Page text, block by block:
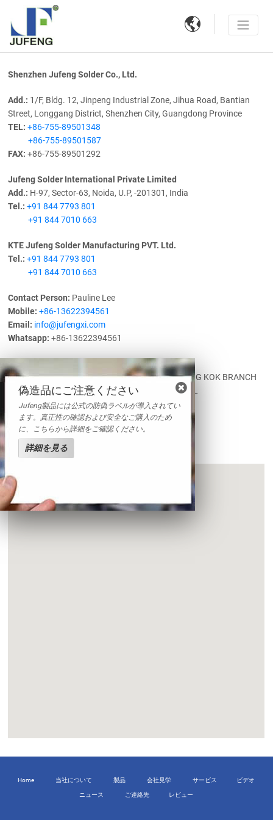

Shenzhen Jufeng Solder Co., Ltd.
Add.: 1/F, Bldg. 12, Jinpeng Industrial Zone, Jihua Road, Bantian
Street, Longgang District, Shenzhen City, Guangdong Province
TEL: +86-755-89501348
+86-755-89501587
FAX:+86-755-89501292
Jufeng Solder International Private Limited
Add.: H-97, Sector-63, Noida, U.P, -201301, India
Tel.: +91 844 7793 801
+91 844 7010 663
KTE Jufeng Solder Manufacturing PVT. Ltd.
Tel.: +91 844 7793 801
+91 844 7010 663
Contact Person: Pauline Lee
Mobile: +86-13622394561
Email: info@jufengxi.com
Whatsapp: +86-13622394561
Jufeng trading Limited
Add.:FLAT/RM 205C 2/F KWONG ON BANK MONG KOK BRANCH
BUILDING 728-730 NATHAN ROAD MONG KOK KL
TEL: +852-63640866
送信
Home 当社について 製品 会社見学 サービス ビデオ
ニュース ご連絡先 レビュー
偽造品にご注意ください
Jufeng製品には公式の防偽ラベルが導入されてい
ます。真正性の確認および安全なご購入のため
に、こちらから詳細をご確認ください。
詳細を見る